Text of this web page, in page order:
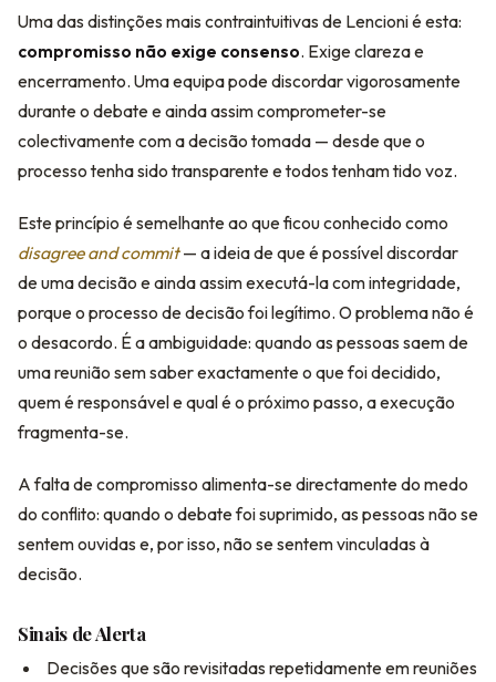
Uma das distinções mais contraintuitivas de Lencioni é esta:
compromisso não exige consenso. Exige clareza e
encerramento. Uma equipa pode discordar vigorosamente
durante o debate e ainda assim comprometer-se
colectivamente com a decisão tomada — desde que o
processo tenha sido transparente e todos tenham tido voz.
Este princípio é semelhante ao que ficou conhecido como
disagree and commit— a ideia de que é possível discordar
de uma decisão e ainda assim executá-la com integridade,
porque o processo de decisão foi legítimo. O problema não é
o desacordo. É a ambiguidade: quando as pessoas saem de
uma reunião sem saber exactamente o que foi decidido,
quem é responsável e qual é o próximo passo, a execução
fragmenta-se.
A falta de compromisso alimenta-se directamente do medo
do conflito: quando o debate foi suprimido, as pessoas não se
sentem ouvidas e, por isso, não se sentem vinculadas à
decisão.
Sinais de Alerta
Decisões que são revisitadas repetidamente em reuniões